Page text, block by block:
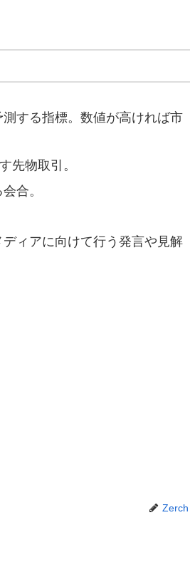
測する指標。数値が高ければ市
先物取引。
合。
ィアに向けて行う発言や見解
Zerch